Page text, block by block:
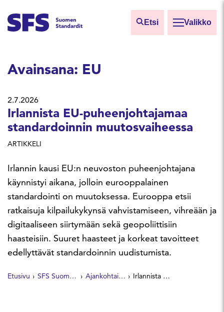
Etsi Valikko
Hae hakutermillä
Avainsana: EU
2.7.2026
Irlannista EU-puheenjohtajamaa
standardoinnin muutosvaiheessa
ARTIKKELI
Irlannin kausi EU:n neuvoston puheenjohtajana
käynnistyi aikana, jolloin eurooppalainen
standardointi on muutoksessa. Eurooppa etsii
ratkaisuja kilpailukykynsä vahvistamiseen, vihreään ja
digitaaliseen siirtymään sekä geopoliittisiin
haasteisiin. Suuret haasteet ja korkeat tavoitteet
edellyttävät standardoinnin uudistumista.
Etusivu SFS Suomen Standardit Ajankohtaista Irlannista EU-puheenjohtajamaa standardoinnin muutosvaiheessa